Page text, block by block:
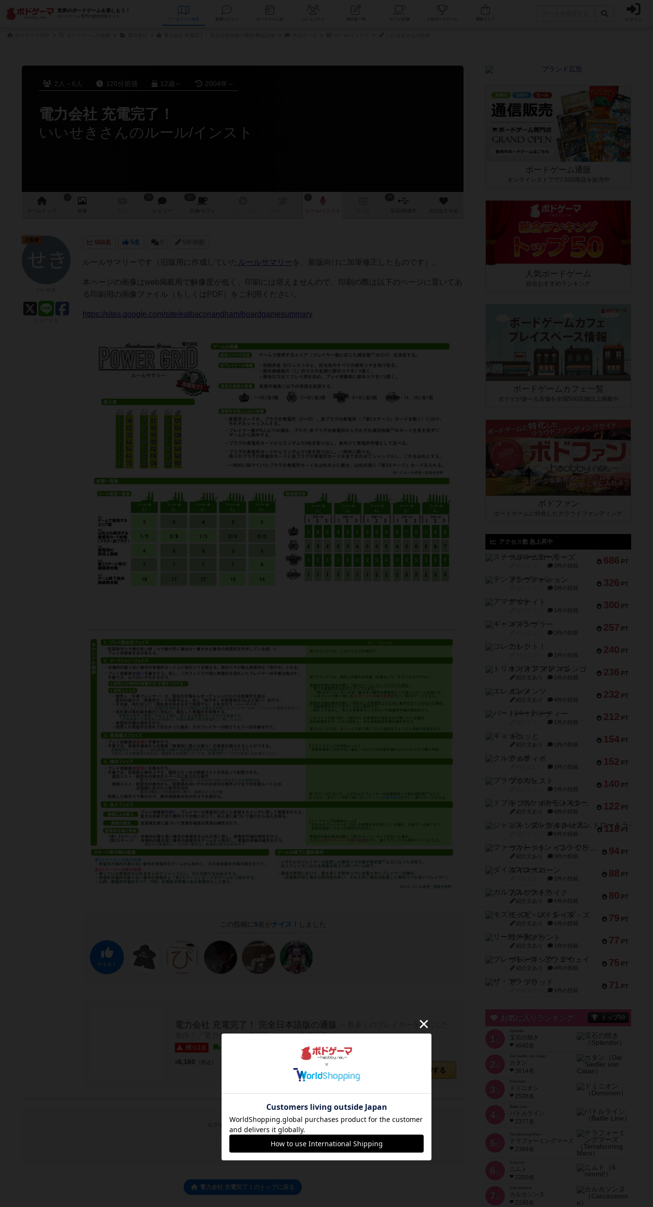
世界のボードゲームを楽しもう！
ボードゲーム専門の総合情報サイト
データベース コミュニティ 人気ボードゲーム ログイン
2人～6人 120分前後 12歳～ 2004年～
電力会社 充電完了！
いいせきさんのルール/インスト
ゲーム 画像 レビュー 店舗/ カフェ 作 次のおすすめ
668名 5名 0 5年弱前
ルールサマリーです（旧版用に作成していた ルールサマリー を、新版向けに加筆修正したものです）。
本ページの画像はweb掲載用で解像度が低く、印刷には堪えませんので、印刷の際は以下のページに置いてあ
る印刷用の画像ファイル（もしくはPDF）をご利用ください。
https://sites.google.com/site/eatbaconandham/boardgamesummary
この投稿に 5名がナイス！ しました
ナイス！
電力会社 充電完了！ 完全日本語版の通販
数多くのプレイヤーを虜にした
名作！『電力会社』の最新版、ここに充電完了!
残り2点 日本語ルール付き/日本語版
カートに追加する
¥6,160 （税込）
大賢者
ログイン/会員登録でコメント
電力会社 充電完了！のトップに戻る
ボードゲーム通販
オンラインストアで7,500商品を販売中
人気ボードゲーム
総合おすすめランキング
ボードゲームカフェ一覧
ボドゲが遊べる店舗を全国500店舗以上掲載中
ボドファン
ボードゲームに特化したクラウドファンディング
アクセス数 急上昇中
686 PT
スチームローラーズ
2件の投稿
326 PT
テンプテーション
2件の投稿
300 PT
アマナイト
1件の投稿
257 PT
ギャンブラー
2件の投稿
240 PT
コレクト！
1件の投稿
236 PT
トリオンフ ア マレンゴ
紹介文あり 1件の投稿
232 PT
エレメンツ
紹介文あり 4件の投稿
212 PT
バー！パーティー
1件の投稿
154 PT
ギョッと
紹介文あり 1件の投稿
152 PT
クルティボ
1件の投稿
140 PT
ブラヴェスト
1件の投稿
122 PT
ドブル：ポケットモンスター
紹介文あり 4件の投稿
118 PT
ジャンヌ・ダルク-オルレアン ドロー＆ライト
5件の投稿
94 PT
ファースト・イン・フライト
紹介文あり 3件の投稿
88 PT
ダイススローン
1件の投稿
80 PT
ガルフストライク
紹介文あり 1件の投稿
79 PT
モズビ－ズ・レイダ－ズ
紹介文あり 1件の投稿
77 PT
リー対グラント
紹介文あり 1件の投稿
75 PT
ブレーキング・アウェイ
紹介文あり 4件の投稿
71 PT
ザ・フラッド
1件の投稿
お気に入りランキング トップ50
1 位
宝石の煌き
4040名
2 位
Die Siedler von Catan
カタン
3614名
3 位
ドミニオン
2528名
4位
Battle Line
バトルライン
2377名
5 位
Terraforming Mars
テラフォーミングマーズ
2369名
6 位
ニムト
2200名
7 位
Carcassonne
カルカソンヌ
2190名